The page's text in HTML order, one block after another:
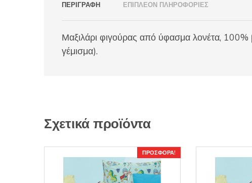
ΠΕΡΙΓΡΑΦΉ ΕΠΙΠΛΈΟΝ ΠΛΗΡΟΦΟΡΊΕΣ
Μαξιλάρι φιγούρας από ύφασμα λονέτα,
γέμισμα).
Σχετικά προϊόντα
ΠΡΟΣΦΟΡΆ!